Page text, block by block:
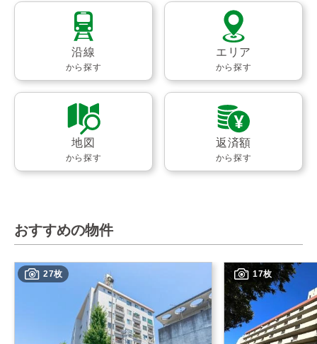
沿線
から探す
エリア
から探す
地図
から探す
返済額
から探す
おすすめの物件
27枚 17枚